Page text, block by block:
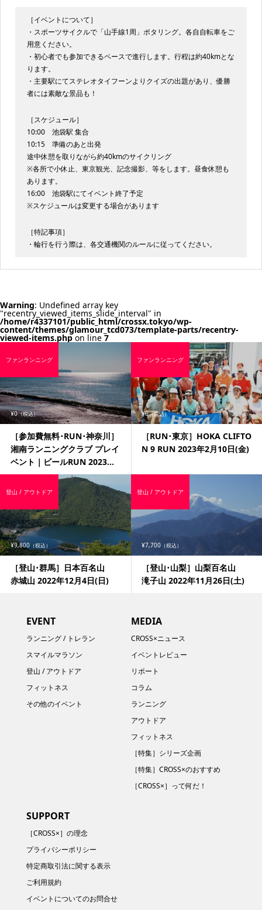
［イベントについて］
・スポーツサイクルで「山手線1周」ポタリング。各自自転車をご
用意ください。
・初心者でも参加できるペースで進行します。行程は約40kmとな
ります。
・主要駅にてステレオタイフーンよりクイズの出題があり、優勝
者には素敵な景品も！
［スケジュール］
10:00 池袋駅 集合
10:15 準備のあと出発
途中休憩を取りながら約40kmのサイクリング
※各所で小休止、東京観光、記念撮影、等をします。昼食休憩も
あります。
16:00 池袋駅にてイベント終了予定
※スケジュールは変更する場合があります
［特記事項］
・輪行を行う際は、各交通機関のルールに従ってください。
Warning: Undefined array key
"recentry_viewed_items_slide_interval" in
/home/r4337101/public_html/crossx.tokyo/wp-
content/themes/glamour_tcd073/template-parts/recentry-
viewed-items.phpon line7
¥0（税込）
［参加費無料･RUN･神奈川］
湘南ランニングクラブ プレイ
ベント｜ビールRUN 2023...
ファンランニング
¥0（税込）
［RUN･東京］HOKA CLIFTO
N 9 RUN 2023年2月10日(金)
ファンランニング
¥9,800 （税込）
［登山･群馬］日本百名山
赤城山 2022年12月4日(日)
登山 / アウトドア
¥7,700 （税込）
［登山･山梨］山梨百名山
滝子山 2022年11月26日(土)
登山 / アウトドア
EVENT
ランニング / トレラン
スマイルマラソン
登山 / アウトドア
フィットネス
その他のイベント
MEDIA
CROSS×ニュース
イベントレビュー
リポート
コラム
ランニング
アウトドア
フィットネス
［特集］シリーズ企画
［特集］CROSS×のおすすめ
［CROSS×］って何だ！
SUPPORT
［CROSS×］の理念
プライバシーポリシー
特定商取引法に関する表示
ご利用規約
イベントについてのお問合せ